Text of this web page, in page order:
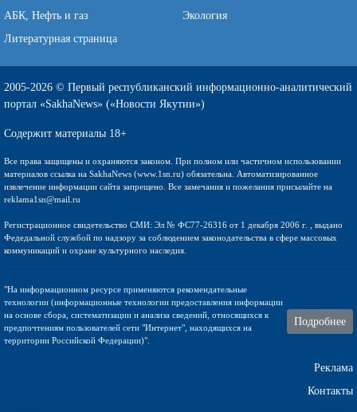
АБК, Нефть и газ
Экология
Литературная страница
2005-2026 © Первый республиканский информационно-аналитический
портал «SakhaNews» («Новости Якутии»)
Содержит материалы 18+
Все права защищены и охраняются законом. При полном или частичном использовании
материалов ссылка на SakhaNews (www.1sn.ru) обязательна. Автоматизированное
извлечение информации сайта запрещено. Все замечания и пожелания присылайте на
reklama1sn@mail.ru
Регистрационное свидетельство СМИ: Эл № ФС77-26316 от 1 декабря 2006 г. , выдано
Федедальной службой по надзору за соблюдением законодательства в сфере массовых
коммуникаций и охране культурного наследия.
"На информационном ресурсе применяются рекомендательные
технологии (информационные технологии предоставления информации
на основе сбора, систематизации и анализа сведений, относящихся к
предпочтениям пользователей сети "Интернет", находящихся на
территории Российской Федерации)".
Подробнее
Реклама
Контакты